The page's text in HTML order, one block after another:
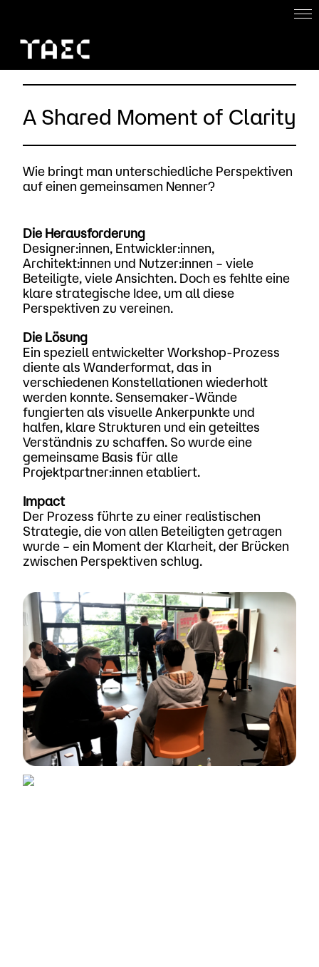
Work with us
Projects
A Shared Moment of Clarity
Wie bringt man unterschiedliche Perspektiven
auf einen gemeinsamen Nenner?
Die Herausforderung
Designer:innen, Entwickler:innen,
Architekt:innen und Nutzer:innen – viele
Beteiligte, viele Ansichten. Doch es fehlte eine
klare strategische Idee, um all diese
Perspektiven zu vereinen.
Die Lösung
Ein speziell entwickelter Workshop-Prozess
diente als Wanderformat, das in
verschiedenen Konstellationen wiederholt
werden konnte. Sensemaker-Wände
fungierten als visuelle Ankerpunkte und
halfen, klare Strukturen und ein geteiltes
Verständnis zu schaffen. So wurde eine
gemeinsame Basis für alle
Projektpartner:innen etabliert.
Impact
Der Prozess führte zu einer realistischen
Strategie, die von allen Beteiligten getragen
wurde – ein Moment der Klarheit, der Brücken
zwischen Perspektiven schlug.